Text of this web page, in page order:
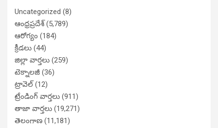
Uncategorized (8)
ఆంధ్రప్రదేశ్(5,789)
ఆరోగ్యం (184)
క్రీడలు (44)
జిల్లా వార్తలు (259)
టెక్నాలజీ (36)
ట్రావెల్(12)
ట్రేండింగ్ వార్తలు (911)
తాజా వార్తలు (19,271)
తెలంగాణ (11,181)